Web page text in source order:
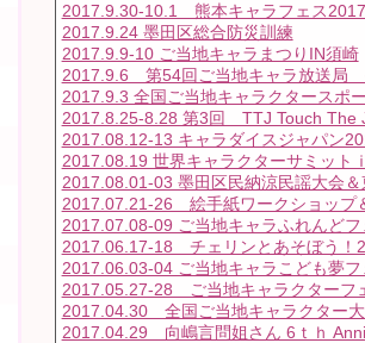
2017.9.30-10.1 熊本キャラフェス
2017.9.24 墨田区総合防災訓練
2017.9.9-10 ご当地キャラまつりIN須崎
2017.9.6 第54回ご当地キャラ放送局
2017.9.3 全国ご当地キャラクタースポ
2017.8.25-8.28 第3回 TTJ Touch The
2017.08.12-13 キャラダイスジャパン
2017.08.19 世界キャラクターサミッ
2017.08.01-03 墨田区民納涼民謡大会
2017.07.21-26 絵手紙ワークショップ
2017.07.08-09 ご当地キャラふれんど
2017.06.17-18 チェリンとあそぼう！
2017.06.03-04 ご当地キャラこども夢
2017.05.27-28 ご当地キャラクターフ
2017.04.30 全国ご当地キャラクター
2017.04.29 向嶋言問姐さん 6ｔｈ